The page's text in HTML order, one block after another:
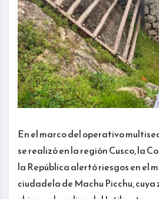
En el marco del operativo
se realizó en la región Cusco, la
la República alertó riesgos en el
ciudadela de Machu Picchu, cuya